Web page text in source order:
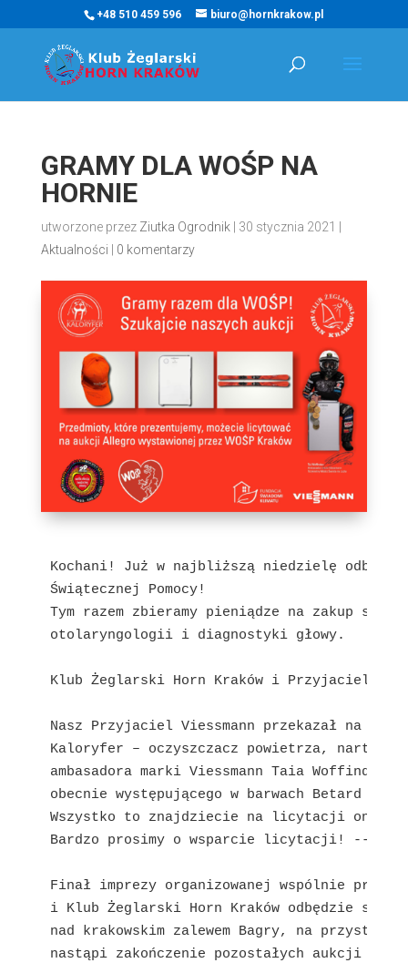
+48 510 459 596 biuro@hornkrakow.pl
GRAMY DLA WOŚP NA
HORNIE
utworzone przez Ziutka Ogrodnik| 30 stycznia 2021
Aktualności
0 komentarzy
Kochani! Już w najbliższą niedzielę
Świątecznej Pomocy!
Tym razem zbieramy pieniądze na zakup
otolaryngologii i diagnostyki głowy.
Klub Żeglarski Horn Kraków i Przyjaciele
Nasz Przyjaciel Viessmann przekazał na
Kaloryfer – oczyszczacz powietrza, narty
ambasadora marki Viessmann Taia
obecnie występującego w barwach Betard
Wszystko to znajdziecie na licytacji
Bardzo prosimy o wsparcie licytacji! -->
Finał imprezy organizowanej wspólnie przez
i Klub Żeglarski Horn Kraków odbędzie się
nad krakowskim zalewem Bagry, na
nastąpi zakończenie pozostałych aukcji